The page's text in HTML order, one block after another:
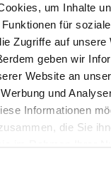
um Inhalte
für
Zugriffe auf unsere
geben wir
Website an
und
Informationen
die Sie
den Mentees
Match-Making
einem Mentor,
beruflichen
und Erfahrung
Austausch,